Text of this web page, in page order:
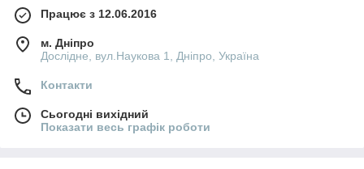
Працює з 12.06.2016
м. Дніпро
Дослідне, вул.Наукова 1, Дніпро, Україна
Контакти
Сьогодні вихідний
Показати весь графік роботи